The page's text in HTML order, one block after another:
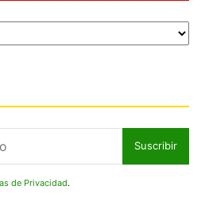
Suscribir
de Privacidad.